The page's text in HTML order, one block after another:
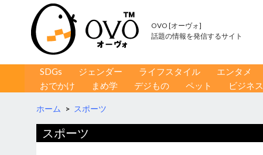
OVO [オーヴォ]
話題の情報を発信するサイト
コンテンツへ移動
SDGs ジェンダー ライフスタイル エンタメ
おでかけ
まめ学 デジもの ペット ビジネス
ホーム > スポーツ
スポーツ